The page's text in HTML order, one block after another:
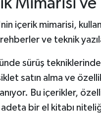
Mimarisi
içerik mimarisi,
ve teknik
sürüş
satın alma ve
Bu içerikler,
adeta bir el kitabı